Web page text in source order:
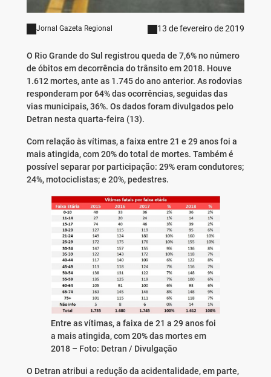
Jornal Gazeta Regional 13 de fevereiro de 2019
O Rio Grande do Sul registrou queda de 7,6% no número
de óbitos em decorrência do trânsito em 2018. Houve
1.612 mortes, ante as 1.745 do ano anterior. As rodovias
responderam por 64% das ocorrências, seguidas das
vias municipais, 36%. Os dados foram divulgados pelo
Detran nesta quarta-feira (13).
Com relação às vítimas, a faixa entre 21 e 29 anos foi a
mais atingida, com 20% do total de mortes. Também é
possível separar por participação: 29% eram condutores;
24%, motociclistas; e 20%, pedestres.
Entre as vítimas, a faixa de 21 a 29 anos foi
a mais atingida, com 20% das mortes em
2018 – Foto: Detran / Divulgação
O Detran atribui a redução da acidentalidade, em parte,